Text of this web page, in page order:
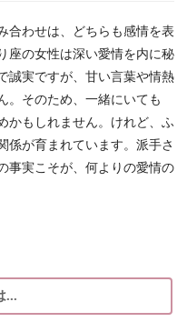
合わせは、どちらも感情を表
座の女性は深い愛情を内に秘
誠実ですが、甘い言葉や情熱
。そのため、一緒にいても
かもしれません。けれど、ふ
係が育まれています。派手さ
事実こそが、何よりの愛情の
...